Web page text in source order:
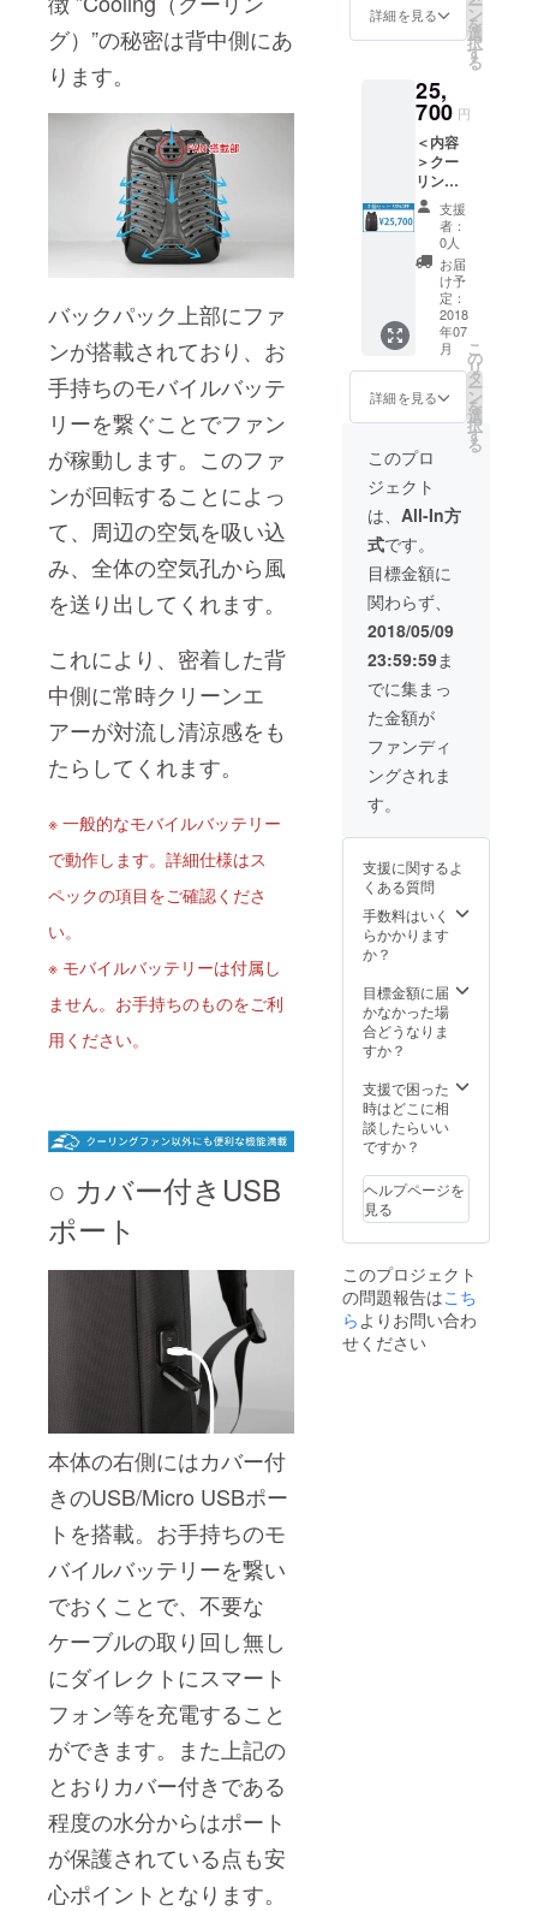
グ）”の秘密は背中側にあ
ります。
バックパック上部にファ
ンが搭載されており、お
手持ちのモバイルバッテ
リーを繋ぐことでファン
が稼動します。このファ
ンが回転することによっ
て、周辺の空気を吸い込
み、全体の空気孔から風
を送り出してくれます。
これにより、 密着した背
中側に常時クリーンエ
アーが対流し清涼感をも
たらしてくれます。
※ 一般的なモバイルバッテリー
で動作します。詳細仕様はス
ペックの項目をご確認くださ
い。
※ モバイルバッテリーは付属し
ません。お手持ちのものをご利
用ください。
○ カバー付きUSB
ポート
本体の右側にはカバー付
きのUSB/Micro USBポー
トを搭載。お手持ちのモ
バイルバッテリーを繋い
でおくことで、不要な
ケーブルの取り回し無し
にダイレクトにスマート
フォン等を充電すること
ができます。また上記の
とおりカバー付きである
程度の水分からはポート
が保護されている点も安
心ポイントとなります。
（国内
に限
る）※
はブ
ラック
のみと
なりま
す
詳細を見る ン
を
選
択
す
る
25,
700 円
＜内容
＞クー
リング
バック
パック
×2※ 消
費税込※
+送料表
記です
が送料
も込み
となり
ます
（国内
に限
る）※
カラー
はブ
ラック
のみと
なりま
す
支援
者：
0人
お届
け予
定：
2018
年07
月
詳細を見る
こ
の
リ
タ
ー
ン
を
選
択
す
る
このプロ
ジェクト
は、 All-In方
式です。
目標金額に
関わらず、
2018/05/09
23:59:59ま
でに集まっ
た金額が
ファンディ
ングされま
す。
支援に関するよ
くある質問
手数料はいく
らかかります
か？
目標金額に届
かなかった場
合どうなりま
すか？
支援で困った
時はどこに相
談したらいい
ですか？
ヘルプページを
見る
このプロジェクト
の問題報告はこち
らよりお問い合わ
せください